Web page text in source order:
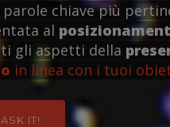
parole chiave più
al
gli aspetti della
in linea con i tuoi
IT!